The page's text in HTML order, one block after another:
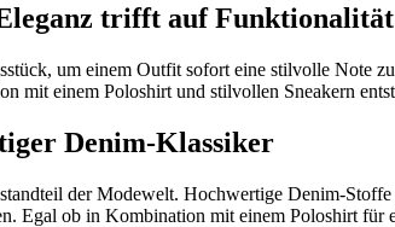
trifft auf Funktionalität
um einem Outfit sofort eine stilvolle Note
mit einem Poloshirt und stilvollen Sneakern
Denim-Klassiker
der Modewelt. Hochwertige Denim-
Egal ob in Kombination mit einem Poloshirt für